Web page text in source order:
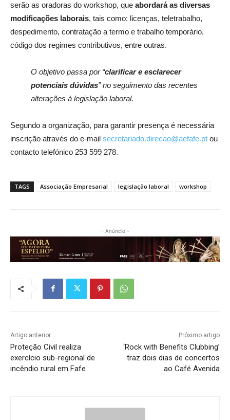
serão as oradoras do workshop, que abordará as diversas
modificações laborais, tais como: licenças, teletrabalho,
despedimento, contratação a termo e trabalho temporário,
código dos regimes contributivos, entre outras.
O objetivo passa por “clarificar e esclarecer
potenciais dúvidas” no seguimento das recentes
alterações à legislação laboral.
Segundo a organização, para garantir presença é necessária
inscrição através do e-mail secretariado.direcao@aefafe.pt ou
contacto telefónico 253 599 278.
TAGS Associação Empresarial legislação laboral workshop
- Anúncio -
Artigo anterior
Proteção Civil realiza
exercício sub-regional de
incêndio rural em Fafe
Próximo artigo
‘Rock with Benefits Clubbing’
traz dois dias de concertos
ao Café Avenida